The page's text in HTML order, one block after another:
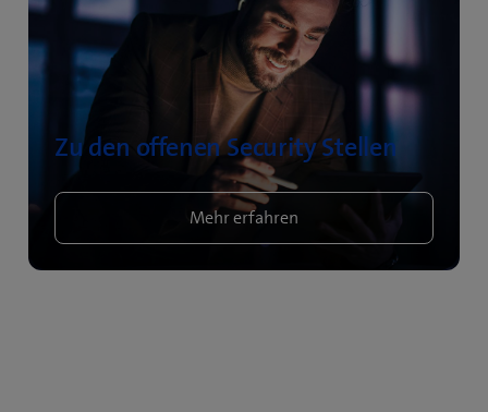
Zu den offenen Security Stellen
Mehr erfahren